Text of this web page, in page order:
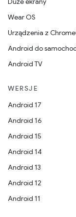
Wear OS
Urządzenia z
Android do
Android TV
WERSJE
Android 17
Android 16
Android 15
Android 14
Android 13
Android 12
Android 11